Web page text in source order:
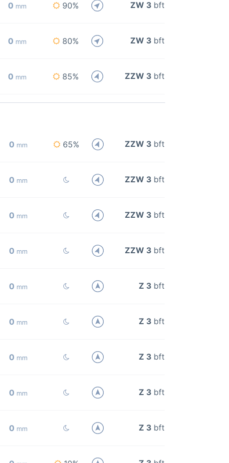
0 mm 90% ZW 3 bft
0 mm 80% ZW 3 bft
0 mm 85% ZZW 3 bft
0 mm 65% ZZW 3 bft
0 mm ZZW 3 bft
0 mm ZZW 3 bft
0 mm ZZW 3 bft
0 mm Z 3 bft
0 mm Z 3 bft
0 mm Z 3 bft
0 mm Z 3 bft
0 mm Z 3 bft